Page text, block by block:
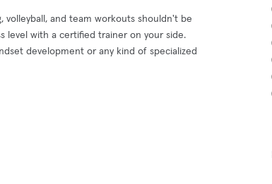
volleyball, and team workouts shouldn't be
level with a certified trainer on your side.
development or any kind of specialized